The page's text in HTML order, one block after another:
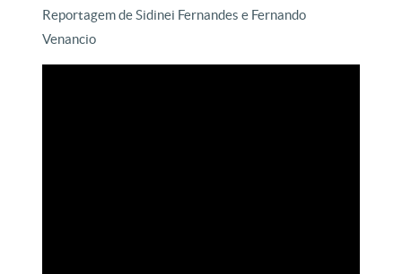
Reportagem de Sidinei Fernandes e Fernando
Venancio